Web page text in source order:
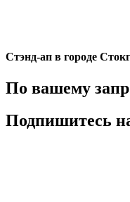
Стэнд-ап в городе
По вашему
Подпишитесь